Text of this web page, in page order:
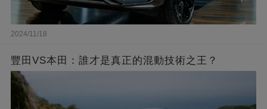
2024/11/18
豐田VS本田：誰才是真正的混動技術之王？